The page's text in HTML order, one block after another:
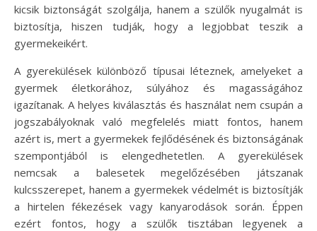
kicsik biztonságát szolgálja, hanem a szülők nyugalmát is
biztosítja, hiszen tudják, hogy a legjobbat teszik a
gyermekeikért.
A gyerekülések különböző típusai léteznek, amelyeket a
gyermek életkorához, súlyához és magasságához
igazítanak. A helyes kiválasztás és használat nem csupán a
jogszabályoknak való megfelelés miatt fontos, hanem
azért is, mert a gyermekek fejlődésének és biztonságának
szempontjából is elengedhetetlen. A gyerekülések
nemcsak a balesetek megelőzésében játszanak
kulcsszerepet, hanem a gyermekek védelmét is biztosítják
a hirtelen fékezések vagy kanyarodások során. Éppen
ezért fontos, hogy a szülők tisztában legyenek a